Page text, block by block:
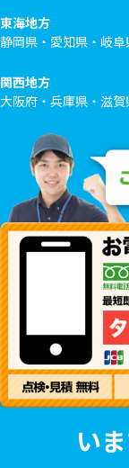
東海地方
静岡県・愛知県・岐
関西地方
大阪府・兵庫県・滋
い